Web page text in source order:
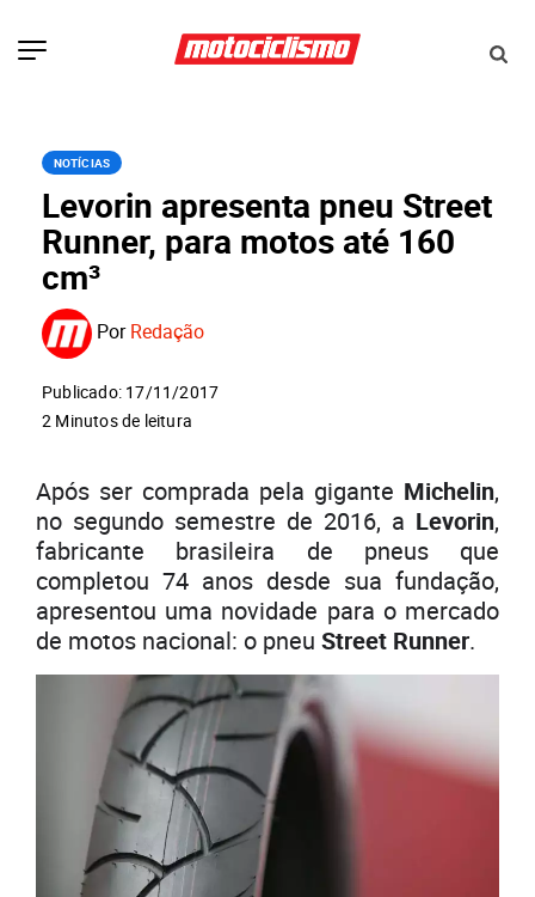
NOTÍCIAS
Levorin apresenta pneu Street
Runner, para motos até 160
cm³
PorRedação
Publicado: 17/11/2017
2 Minutos de leitura
Após ser comprada pela gigante Michelin,
no segundo semestre de 2016, a Levorin,
fabricante brasileira de pneus que
completou 74 anos desde sua fundação,
apresentou uma novidade para o mercado
de motos nacional: o pneu Street Runner.